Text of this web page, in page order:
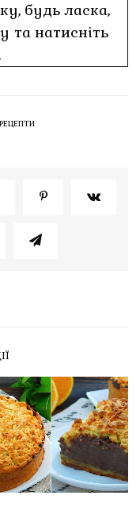
будь ласка,
та натисніть
РЕЦЕПТИ